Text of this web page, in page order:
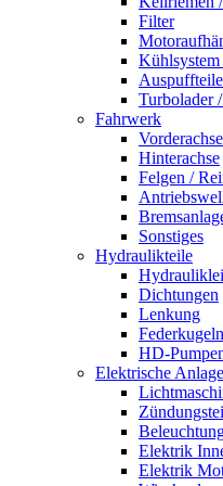
Filter
Auspuffteile
Turbolader
Fahrwerk
Vorderachse
Hinterachse
Felgen /
Sonstiges
Hydraulikteile
Dichtungen
Lenkung
HD-
Elektrische Anlage
Elektrik
Elektrik